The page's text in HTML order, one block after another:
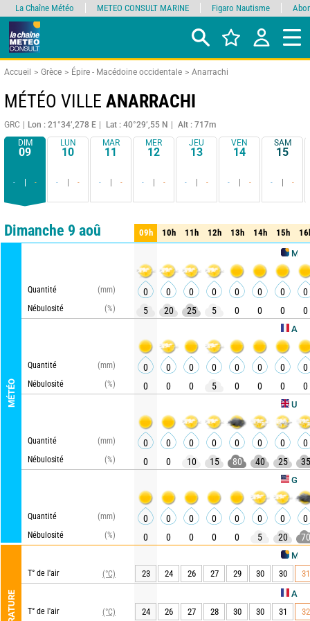
Accueil Grèce Épire - Macédoine occidentale Anarrachi
MÉTÉO VILLE ANARRACHI
GRC Lon : 21°34’,278 E Lat : 40°29’,55 N
Alt : 717m
DIM
09
- -
LUN
10
- -
MAR
11
- -
MER
12
- -
JEU
13
- -
VEN
14
- -
SAM
15
- -
Comparateur détaillé synthétique
Dimanche 9 aoû
MÉTÉO
METEO
Quantité
(mm)
Nébulosité
(%)
ARPEGE
Quantité
(mm)
Nébulosité
(%)
UKMO
Quantité
(mm)
Nébulosité
(%)
GFS
Quantité
(mm)
Nébulosité
(%)
METEO
T° de l'air (°C)
ARPEGE
T° de l'air (°C)
09h 10h 11h 12h 13h 14h 15h
09h 10h 11h 12h 13h 14h 15h
0 0 0 0 0 0 0
0
5
20 25 5 0 0 0 0
0 0 0 0 0 0 0
0
0
0 0 5 0 0 0 0
0 0 0 0 0 0 0
0
0
0 10 15 80 40 25 35
0 0 0 0 0 0 0
0
0
0 0 0 0 5 20 70
23 24 26 27 29 30 30 31
24 26 27 28 30 30 31 32
La Chaîne Météo METEO CONSULT MARINE Figaro Nautisme